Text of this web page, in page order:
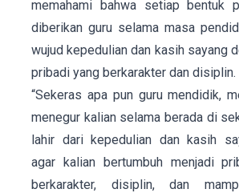
memahami bahwa setiap bentuk
diberikan guru selama masa
wujud kepedulian dan kasih sayang
pribadi yang berkarakter dan disiplin.
“Sekeras apa pun guru mendidik,
menegur kalian selama berada di
lahir dari kepedulian dan kasih
agar kalian bertumbuh menjadi
berkarakter, disiplin, dan